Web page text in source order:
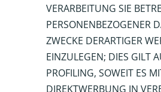
VERARBEITUNG SIE
PERSONENBEZOGENER
ZWECKE DERARTIGER
EINZULEGEN; DIES GILT
PROFILING, SOWEIT ES
DIREKTWERBUNG IN